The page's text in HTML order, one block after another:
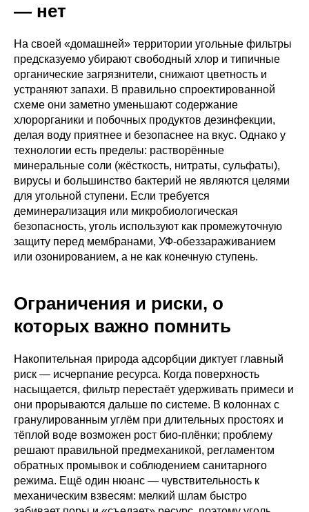
— нет
На своей «домашней» территории угольные фильтры
предсказуемо убирают свободный хлор и типичные
органические загрязнители, снижают цветность и
устраняют запахи. В правильно спроектированной
схеме они заметно уменьшают содержание
хлорорганики и побочных продуктов дезинфекции,
делая воду приятнее и безопаснее на вкус. Однако у
технологии есть пределы: растворённые
минеральные соли (жёсткость, нитраты, сульфаты),
вирусы и большинство бактерий не являются целями
для угольной ступени. Если требуется
деминерализация или микробиологическая
безопасность, уголь используют как промежуточную
защиту перед мембранами, УФ-обеззараживанием
или озонированием, а не как конечную ступень.
Ограничения и риски, о
которых важно помнить
Накопительная природа адсорбции диктует главный
риск — исчерпание ресурса. Когда поверхность
насыщается, фильтр перестаёт удерживать примеси и
они прорываются дальше по системе. В колоннах с
гранулированным углём при длительных простоях и
тёплой воде возможен рост био-плёнки; проблему
решают правильной предмеханикой, регламентом
обратных промывок и соблюдением санитарного
режима. Ещё один нюанс — чувствительность к
механическим взвесям: мелкий шлам быстро